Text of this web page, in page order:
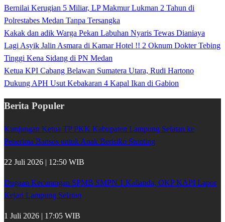
Bernilai Kerugian 5 Miliar, LP Makmur Lukman 2 Tahun di
Polrestabes Medan Tanpa Tersangka
Kakak dan adik Warga Pekan Labuhan Nyaris Tewas Dianiaya
Lagi Asyik Jalin Asmara di Kamar Hotel !! 2 Oknum Dokter Tebing
Tinggi Kena Sidang di PN Medan
Ketua KPI Cabang Belawan Sumatera Utara, Rudi Hartono
Dukung APH Usut Kebakaran 4 Kapal Ikan di Gabion
Berita Populer
Kunjungan Ketua TP PKK Kabupaten Lampung Selatan ke
Penerima Bansos untuk Anak Berisiko Stunting
22 Juli 2026 | 12:50 WIB
Dugaan Kecurangan SPMB SMPN 1 Kalianda, OKP KAPI Lapor
Kejari Lampung Selatan
1 Juli 2026 | 17:05 WIB